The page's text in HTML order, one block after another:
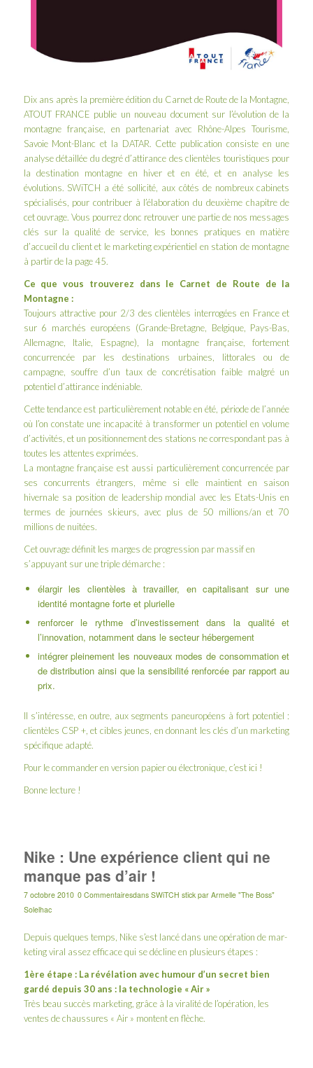
Dix ans après la première édition du Carnet de Route de la Montagne,
ATOUT FRANCE publie un nouveau document sur l’évolution de la
montagne française, en partenariat avec Rhône-Alpes Tourisme
Savoie Mont-Blanc et la DATAR. Cette publication consiste en une
analyse détaillée du degré d’attirance des clientèles touristiques pour
la destination montagne en hiver et en été, et en analyse les
évolutions. SWiTCH a été sollicité, aux côtés de nombreux cabinets
spécialisés, pour contribuer à l’élaboration du deuxième chapitre de
cet ouvrage. Vous pourrez donc retrouver une partie de nos messages
clés sur la qualité de service, les bonnes pratiques en matière
d’accueil du client et le marketing expérientiel en station de montagne
à partir de la page 45.
Ce que vous trouverez dans le Carnet de Route de la
Montagne :
Toujours attractive pour 2/3 des clientèles interrogées en France et
sur 6 marchés européens (Grande-Bretagne, Belgique, Pays-Bas,
Allemagne, Italie, Espagne), la montagne française, fortement
concurrencée par les destinations urbaines, littorales ou de
campagne, souffre d’un taux de concrétisation faible malgré un
potentiel d’attirance indéniable.
Cette tendance est particulièrement notable en été, période de l’année
où l’on constate une incapacité à transformer un potentiel en volume
d’activités, et un positionnement des stations ne correspondant pas à
toutes les attentes exprimées.
La montagne française est aussi particulièrement concurrencée par
ses concurrents étrangers, même si elle maintient en saison
hivernale sa position de leadership mondial avec les Etats-Unis en
termes de journées skieurs, avec plus de 50 millions/an et 70
millions de nuitées.
Cet ouvrage définit les marges de progression par massif en
s’appuyant sur une triple démarche :
élargir les clientèles à travailler, en capitalisant sur une
identité montagne forte et plurielle
renforcer le rythme d’investissement dans la qualité et
l’innovation, notamment dans le secteur hébergement
intégrer pleinement les nouveaux modes de consommation et
de distribution ainsi que la sensibilité renforcée par rapport au
prix.
Il s’intéresse, en outre, aux segments paneuropéens à fort potentiel :
clientèles CSP +, et cibles jeunes, en donnant les clés d’un marketing
spécifique adapté.
Pour le commander en version papier ou électronique, c’est ici !
Bonne lecture !
Nike : Une expérience client qui ne
manque pas d’air !
7 octobre 2010 0 Commentairesdans SWiTCH stick par Armelle "The Boss"
Solelhac
Depuis quelques temps, Nike s’est lancé dans une opé­ra­tion de mar­
keting viral assez effi­cace qui se décline en plu­sieurs étapes :
1ère étape : La révélation avec humour d’un secret bien
gardé depuis 30 ans : la technologie « Air »
Très beau succès marketing, grâce à la viralité de l’opération, les
ventes de chaussures « Air » montent en flèche.